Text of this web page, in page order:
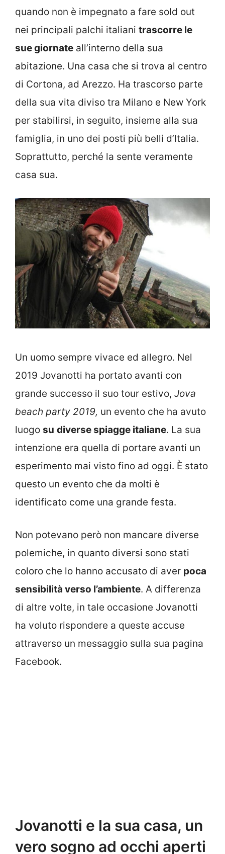
quando non è impegnato a fare sold out
nei principali palchi italiani trascorre le
sue giornate all’interno della sua
abitazione. Una casa che si trova al centro
di Cortona, ad Arezzo. Ha trascorso parte
della sua vita diviso tra Milano e New York
per stabilirsi, in seguito, insieme alla sua
famiglia, in uno dei posti più belli d’Italia.
Soprattutto, perché la sente veramente
casa sua.
Un uomo sempre vivace ed allegro. Nel
2019 Jovanotti ha portato avanti con
grande successo il suo tour estivo, Jova
beach party 2019, un evento che ha avuto
luogo su diverse spiagge italiane. La sua
intenzione era quella di portare avanti un
esperimento mai visto fino ad oggi. È stato
questo un evento che da molti è
identificato come una grande festa.
Non potevano però non mancare diverse
polemiche, in quanto diversi sono stati
coloro che lo hanno accusato di aver poca
sensibilità verso l’ambiente. A differenza
di altre volte, in tale occasione Jovanotti
ha voluto rispondere a queste accuse
attraverso un messaggio sulla sua pagina
Facebook.
Jovanotti e la sua casa, un
vero sogno ad occhi aperti